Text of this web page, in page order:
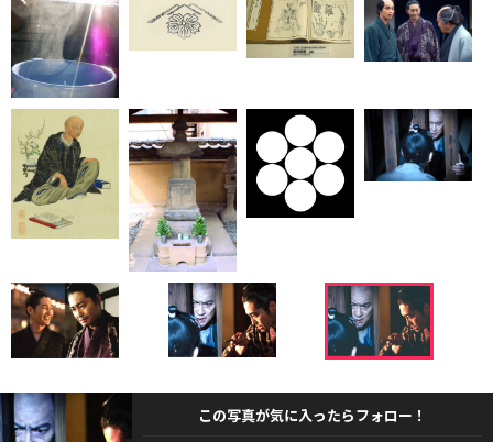
この写真が気に入ったらフォロー！